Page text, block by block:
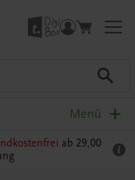
Menü
ab 29,00